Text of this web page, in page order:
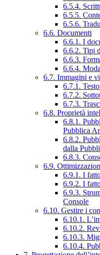
6.5.4.
6.5.5.
6.5.6.
6.6. Documenti
6.6.1. I
6.6.2. Tipi
6.6.3.
6.6.4.
6.7. Immagini e
6.7.1.
6.7.2.
6.7.3.
6.8. Proprietà
6.8.1.
Pubblica
6.8.2.
dalla
6.8.3.
6.9.
6.9.1. I
6.9.2. I
6.9.3.
Console
6.10. Gestire i
6.10.1.
6.10.2.
6.10.3.
6.10.4.